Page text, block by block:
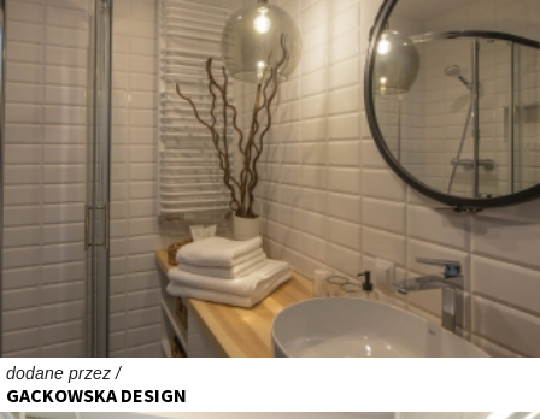
dodane przez /
GACKOWSKA DESIGN